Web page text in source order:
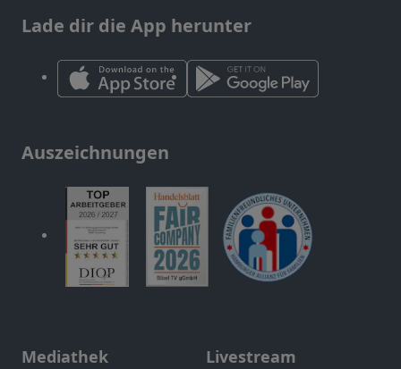
Lade dir die App herunter
Auszeichnungen
Mediathek Livestream